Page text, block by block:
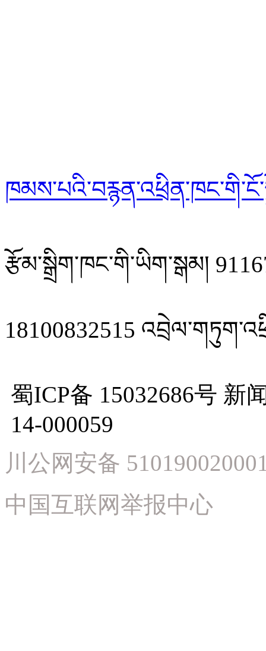
རྩོམ་སྒྲིག་ཁང་གི་ཡིག་སྒམ།
18100832515
蜀ICP备 15032686号 新
14-000059
川公网安备
中国互联网举报中心